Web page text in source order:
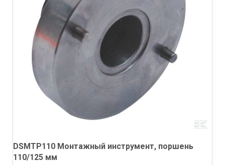
DSMTP110 Монтажный инструмент, поршень
110/125 мм